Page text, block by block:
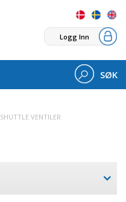
Logg Inn
SØK
SHUTTLE VENTILER